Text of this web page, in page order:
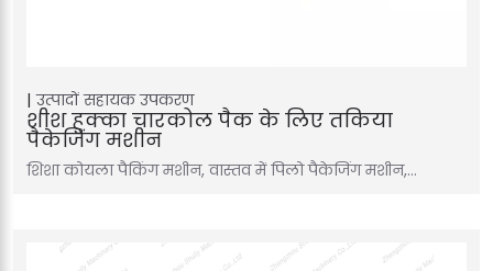
उत्पादों सहायक उपकरण
शीश हुक्का चारकोल पैक के लिए तकिया
पैकेजिंग मशीन
शिशा कोयला पैकिंग मशीन, वास्तव में पिलो पैकेजिंग मशीन,…